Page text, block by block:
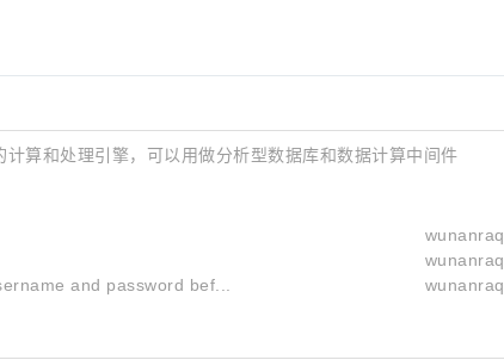
算和处理引擎，可以用做分析型数据库和数据计算中间件
wunanraq
wunanraq
and password bef... wunanraq